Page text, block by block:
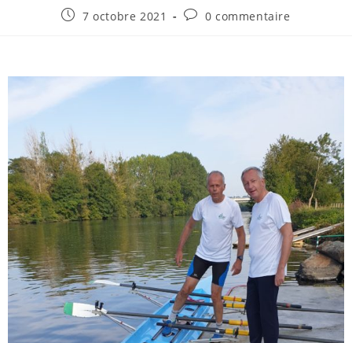
7 octobre 2021 0 commentaire